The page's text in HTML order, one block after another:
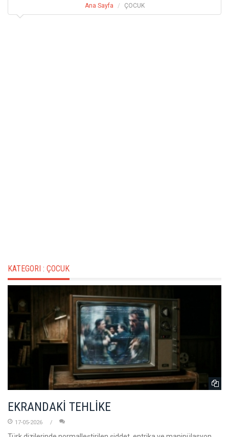
Ana Sayfa ÇOCUK
KATEGORI : ÇOCUK
EKRANDAKİ TEHLİKE
17-05-2026